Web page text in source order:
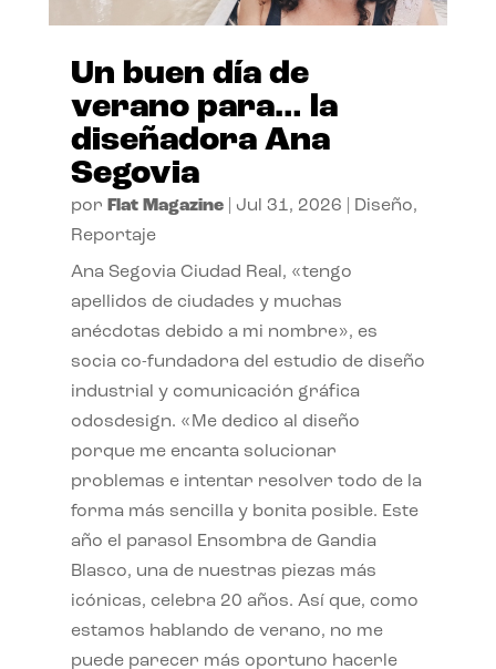
Un buen día de
verano para… la
diseñadora Ana
Segovia
por Flat Magazine| Jul 31, 2026 Diseño,
Reportaje
Ana Segovia Ciudad Real, «tengo
apellidos de ciudades y muchas
anécdotas debido a mi nombre», es
socia co-fundadora del estudio de diseño
industrial y comunicación gráfica
odosdesign. «Me dedico al diseño
porque me encanta solucionar
problemas e intentar resolver todo de la
forma más sencilla y bonita posible. Este
año el parasol Ensombra de Gandia
Blasco, una de nuestras piezas más
icónicas, celebra 20 años. Así que, como
estamos hablando de verano, no me
puede parecer más oportuno hacerle